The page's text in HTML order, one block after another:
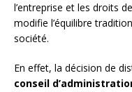
l’entreprise et les droits
modifie l’équilibre
société.
En effet, la décision de
conseil